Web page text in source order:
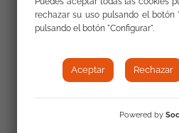
Un programa de radio dirigido por Onda
rechazar su uso pulsando el botón
pulsando el botón "Configurar".
Aceptar Rechazar
Powered by